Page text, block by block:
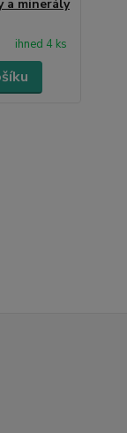
a minerály
ihned 4 ks